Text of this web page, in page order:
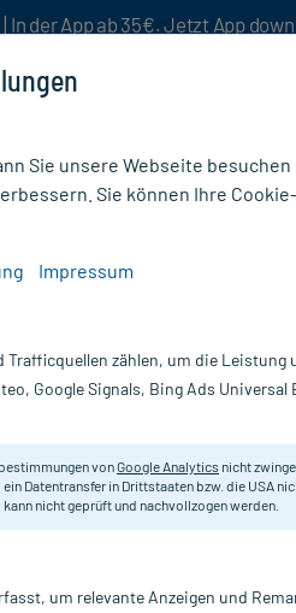
In der App ab 35€. Jetzt App
Versand* ab 19€
Colgate
Zur Bekämpfung von
Zahnfleisch.
Inhalt:
Sie unsere Webseite besuchen
Sie können Ihre
Impressum
zählen, um die Leistung
Google Signals, Bing Ads Universal
vonGoogle Analytics nicht
ein Datentransfer in Drittstaaten bzw. die USA
nicht geprüft und nachvollzogen werden.
um relevante Anzeigen und